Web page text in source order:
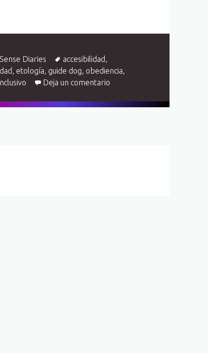
Diaries Etiquetas
accesibilidad,
,etología,guide dog,obediencia,
Deja un comentario